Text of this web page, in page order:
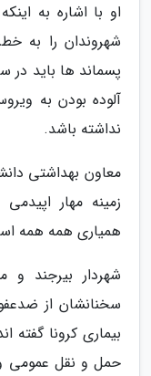
او با اشاره به
شهروندان را به
پسماند ها باید در
آلوده بودن به
نداشته باشد.
معاون بهداشتی
زمینه مهار
همیاری همه همه
شهردار بیرجند و
سخنانشان از
بیماری کرونا
حمل و نقل عمومی